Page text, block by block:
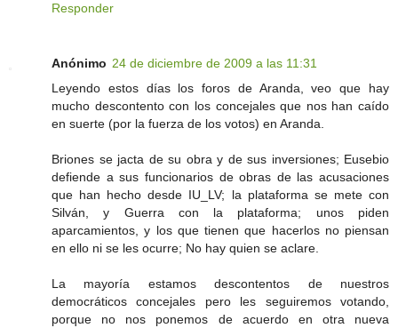
Responder
Anónimo 24 de diciembre de 2009 a las 11:31
Leyendo estos días los foros de Aranda, veo que hay
mucho descontento con los concejales que nos han caído
en suerte (por la fuerza de los votos) en Aranda.
Briones se jacta de su obra y de sus inversiones; Eusebio
defiende a sus funcionarios de obras de las acusaciones
que han hecho desde IU_LV; la plataforma se mete con
Silván, y Guerra con la plataforma; unos piden
aparcamientos, y los que tienen que hacerlos no piensan
en ello ni se les ocurre; No hay quien se aclare.
La mayoría estamos descontentos de nuestros
democráticos concejales pero les seguiremos votando,
porque no nos ponemos de acuerdo en otra nueva